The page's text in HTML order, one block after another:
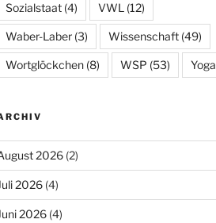
Sozialstaat(4) VWL (12)
Waber-Laber(3) Wissenschaft(49)
Wortglöckchen(8) WSP (53) Yoga
2026(2)
2026(4)
2026(4)